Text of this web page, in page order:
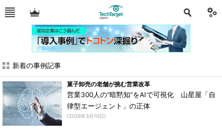
新着の事例記事
菓子卸売の老舗が挑む営業改革
営業300人の“暗黙知”をAIで可視化 山星屋「自
律型エージェント」の正体
(2026年3月10日)